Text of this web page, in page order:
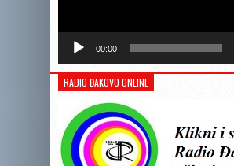
00:00
RADIO ĐAKOVO ONLINE